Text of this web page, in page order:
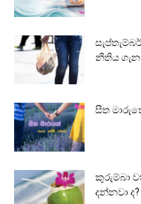
නීතිය ගැන
සීත
කුරුම්බා
දන්නවා ද?